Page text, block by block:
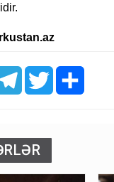
TelegramTwitter